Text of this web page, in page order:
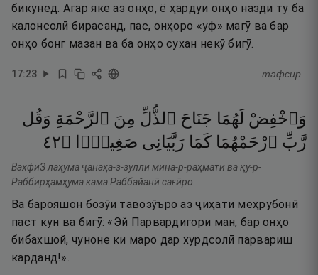
бикунед. Агар яке аз онҳо, ё ҳардуи онҳо назди ту ба
калонсолӣ бирасанд, пас, онҳоро «уф» магӯ ва бар
онҳо бонг мазан ва ба онҳо сухан некӯ бигӯ.
17:23 тафсир
وَٱخْفِضْ لَهُمَا جَنَاحَ ٱلذُّلِّ مِنَ ٱلرَّحْمَةِ وَقُل
رَّبِّ ٱرْحَمْهُمَا كَمَا رَبَّيَانِى صَغِيرًۭا ۝٢٤
ВахфиЗ лаҳума ҷанаҳа-з-зулли мина-р-раҳмати ва қу-р-
Раббирҳамҳума кама Раббайанӣ сағӣро.
Ва барояшон бозӯи тавозӯъро аз ҷиҳати меҳрубонӣ
паст кун ва бигӯ: «Эй Парвардигори ман, бар онҳо
бибахшой, чуноне ки маро дар хурдсолӣ парвариш
карданд!».